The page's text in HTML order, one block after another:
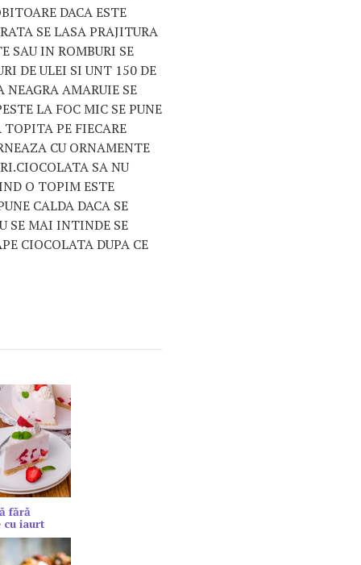
DACA ESTE
SE LASA PRAJITURA
SAU IN ROMBURI SE
DE ULEI SI UNT 150 DE
NEAGRA AMARUIE SE
LA FOC MIC SE PUNE
PE FIECARE
CU ORNAMENTE
SA NU
O TOPIM ESTE
CALDA DACA SE
SE MAI INTINDE SE
CIOCOLATA DUPA CE
fără
cu iaurt